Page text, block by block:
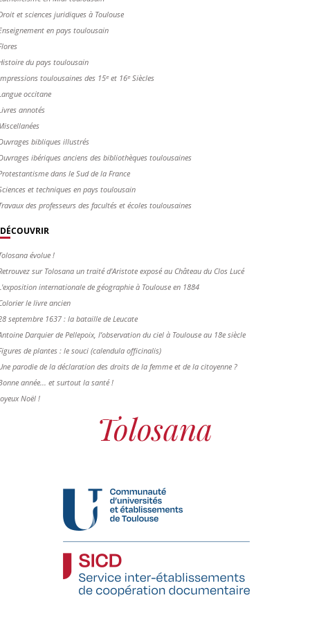
et sciences juridiques à Toulouse
en pays toulousain
du pays toulousain
toulousaines des 15ᵉ et 16ᵉ Siècles
occitane
annotés
bibliques illustrés
ibériques anciens des bibliothèques toulousaines
dans le Sud de la France
et techniques en pays toulousain
des professeurs des facultés et écoles toulousaines
DÉCOUVRIR
évolue !
sur Tolosana un traité d'Aristote exposé au Château du Clos Lucé
internationale de géographie à Toulouse en 1884
le livre ancien
septembre 1637 : la bataille de Leucate
Darquier de Pellepoix, l’observation du ciel à Toulouse au 18e siècle
de plantes : le souci (calendula officinalis)
parodie de la déclaration des droits de la femme et de la citoyenne ?
année... et surtout la santé !
Noël !